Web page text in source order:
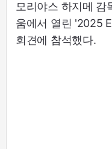
모리야스 하지메 감
움에서 열린 '2025
회견에 참석했다.